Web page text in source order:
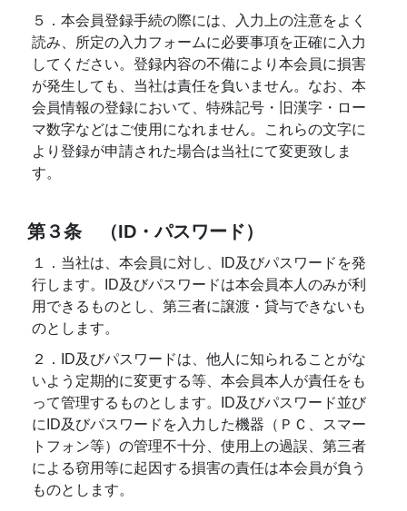
５．本会員登録手続の際には、入力上の注意をよく
読み、所定の入力フォームに必要事項を正確に入力
してください。登録内容の不備により本会員に損害
が発生しても、当社は責任を負いません。なお、本
会員情報の登録において、特殊記号・旧漢字・ロー
マ数字などはご使用になれません。これらの文字に
より登録が申請された場合は当社にて変更致しま
す。
第３条 （ID・パスワード）
１．当社は、本会員に対し、ID及びパスワードを発
行します。ID及びパスワードは本会員本人のみが利
用できるものとし、第三者に譲渡・貸与できないも
のとします。
２．ID及びパスワードは、他人に知られることがな
いよう定期的に変更する等、本会員本人が責任をも
って管理するものとします。ID及びパスワード並び
にID及びパスワードを入力した機器（ＰＣ、スマー
トフォン等）の管理不十分、使用上の過誤、第三者
による窃用等に起因する損害の責任は本会員が負う
ものとします。